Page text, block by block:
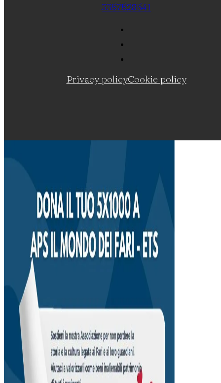
3357528541
Privacy policyCookie policy